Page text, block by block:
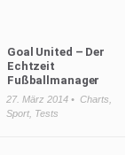
Goal United – Der
Echtzeit
Fußballmanager
27. März 2014 • Charts
Sport, Tests